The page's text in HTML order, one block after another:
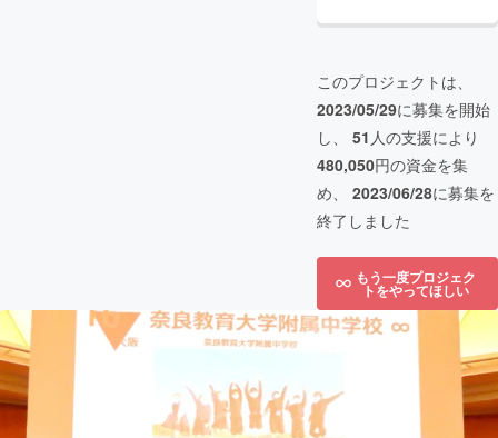
このプロジェクトは、
2023/05/29に募集を開始
し、 51 人の支援により
480,050円の資金を集
め、 2023/06/28に募集を
終了しました
もう一度プロジェク
トをやってほしい